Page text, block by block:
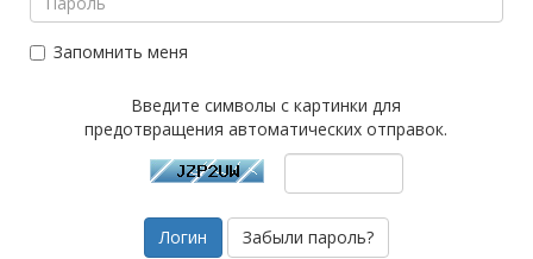
Запомнить меня
Введите символы с картинки для
предотвращения автоматических отправок.
Забыли пароль?